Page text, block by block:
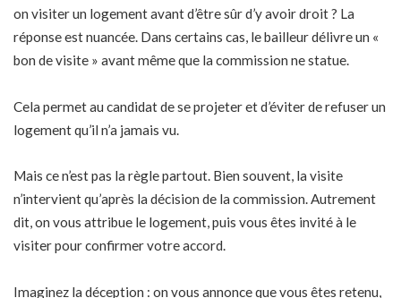
on visiter un logement avant d’être sûr d’y avoir droit ? La
réponse est nuancée. Dans certains cas, le bailleur délivre un «
bon de visite » avant même que la commission ne statue.
Cela permet au candidat de se projeter et d’éviter de refuser un
logement qu’il n’a jamais vu.
Mais ce n’est pas la règle partout. Bien souvent, la visite
n’intervient qu’après la décision de la commission. Autrement
dit, on vous attribue le logement, puis vous êtes invité à le
visiter pour confirmer votre accord.
Imaginez la déception : on vous annonce que vous êtes retenu,